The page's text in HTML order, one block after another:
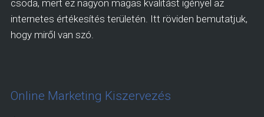
csoda, mert ez nagyon magas kvalitást igényel az
internetes értékesítés területén. Itt röviden bemutatjuk,
hogy miről van szó.
Online Marketing Kiszervezés